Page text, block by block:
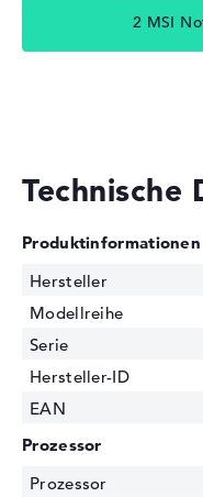
2 MSI
Technische
Produktinformationen
Hersteller
Modellreihe
Serie
Hersteller-ID
EAN
Prozessor
Prozessor